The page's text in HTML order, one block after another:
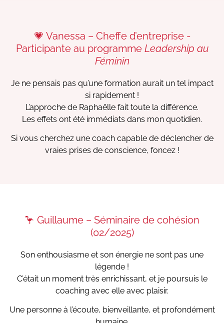
💗 Vanessa – Cheffe d’entreprise -
Participante au programme Leadership au
Féminin
Je ne pensais pas qu’une formation aurait un tel impact
si rapidement !
L’approche de Raphaëlle fait toute la différence.
Les effets ont été immédiats dans mon quotidien.
Si vous cherchez une coach capable de déclencher de
vraies prises de conscience, foncez !
🦩 Guillaume – Séminaire de cohésion
(02/2025)
Son enthousiasme et son énergie ne sont pas une
légende !
C’était un moment très enrichissant, et je poursuis le
coaching avec elle avec plaisir.
Une personne à l’écoute, bienveillante, et profondément